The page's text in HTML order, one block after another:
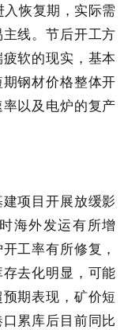
恢复期，实际需
线。节后开工方
软的现实，基本
钢材价格整体开
以及电炉的复产
项目开展放缓影
海外发运有所增
工率有所修复，
去化明显，可能
期表现，矿价短
累库后目前同比